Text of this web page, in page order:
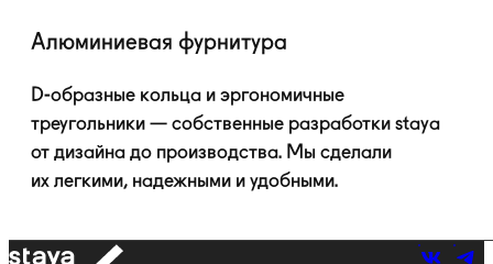
Алюминиевая фурнитура
D-образные кольца и эргономичные
треугольники — собственные разработки staya
от дизайна до производства. Мы сделали
их легкими, надежными и удобными.
к